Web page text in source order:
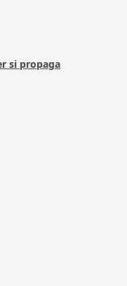
si propaga